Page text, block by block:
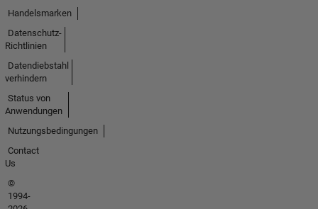
Handelsmarken
Datenschutz-
Richtlinien
Datendiebstahl
verhindern
Status von
Anwendungen
Nutzungsbedingungen
Contact
Us
©
1994-